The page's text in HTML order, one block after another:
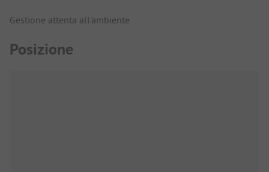
Gestione attenta all'ambiente
Posizione